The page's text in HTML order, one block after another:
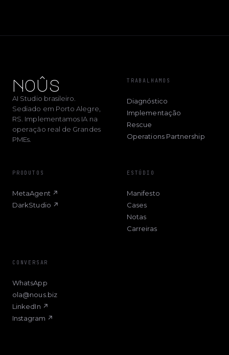
noûs
AI Studio brasileiro.
Sediado em Porto Alegre,
RS. Implementamos IA na
operação real de Grandes
PMEs.
TRABALHAMOS
Diagnóstico
Implementação
Rescue
Operations Partnership
PRODUTOS
MetaAgent ↗
DarkStudio ↗
ESTÚDIO
Manifesto
Cases
Notas
Carreiras
CONVERSAR
WhatsApp
ola@nous.biz
LinkedIn ↗
Instagram ↗